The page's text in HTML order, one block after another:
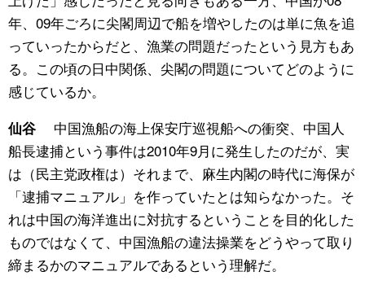
年、09年ごろに尖閣周辺で船を増やしたのは単に魚を追
っていったからだと、漁業の問題だったという見方もあ
る。この頃の日中関係、尖閣の問題についてどのように
感じているか。
仙谷
中国漁船の海上保安庁巡視船への衝突、中国人
船長逮捕という事件は2010年9月に発生したのだが、実
は（民主党政権は）それまで、麻生内閣の時代に海保が
「逮捕マニュアル」を作っていたとは知らなかった。そ
れは中国の海洋進出に対抗するということを目的化した
ものではなくて、中国漁船の違法操業をどうやって取り
締まるかのマニュアルであるという理解だ。